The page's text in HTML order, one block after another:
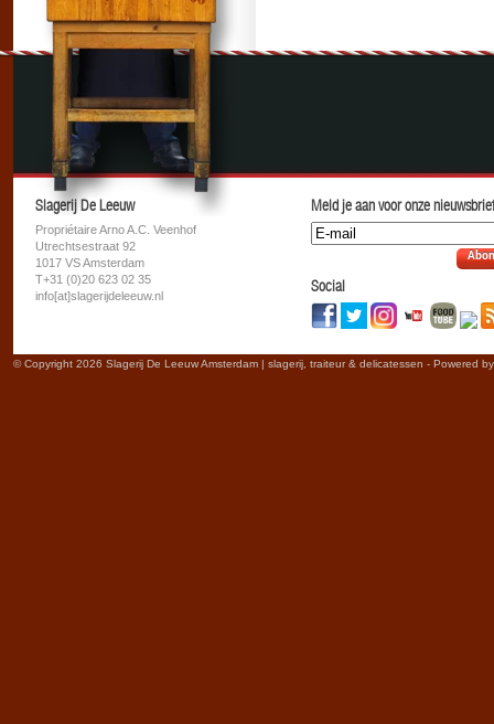
Slagerij De Leeuw
Propriétaire Arno A.C. Veenhof
Utrechtsestraat 92
1017 VS Amsterdam
T+31 (0)20 623 02 35
info[at]slagerijdeleeuw.nl
Meld je aan voor onze
Social
© Copyright 2026 Slagerij De Leeuw Amsterdam | slagerij, traiteur & delicatessen - Powered